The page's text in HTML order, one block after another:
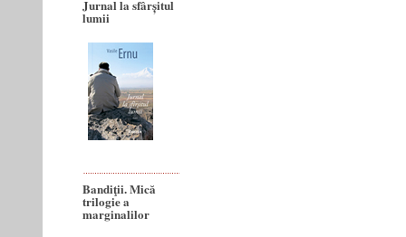
Jurnal la sfârșitul
lumii
Bandiţii. Mică
trilogie a
marginalilor